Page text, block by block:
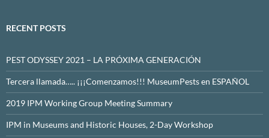
RECENT POSTS
PEST ODYSSEY 2021 – LA PRÓXIMA GENERACIÓN
Tercera llamada….. ¡¡¡Comenzamos!!! MuseumPests en ESPAÑOL
2019 IPM Working Group Meeting Summary
IPM in Museums and Historic Houses, 2-Day Workshop